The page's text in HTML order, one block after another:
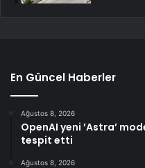
En Güncel Haberler
Ağustos 8, 2026
OpenAI yeni ’Astra’
tespit etti
Ağustos 8, 2026